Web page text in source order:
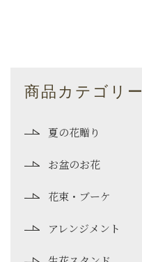
商品カテゴリー
夏の花贈り
お盆のお花
花束・ブーケ
アレンジメント